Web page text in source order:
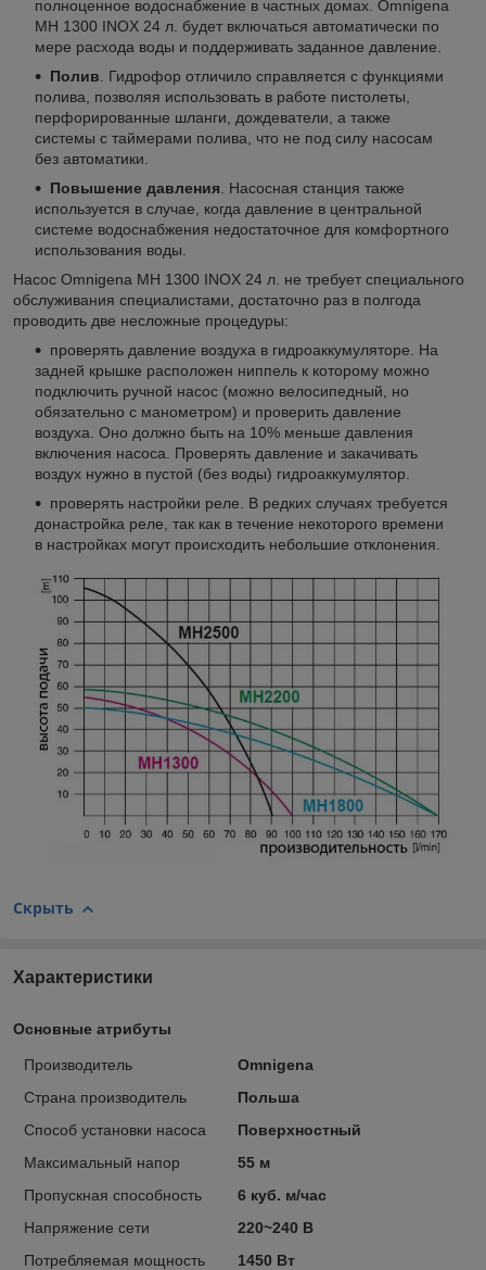
полноценное водоснабжение в частных домах. Omnigena
MH 1300 INOX 24 л. будет включаться автоматически по
мере расхода воды и поддерживать заданное давление.
Полив . Гидрофор отличило справляется с функциями
полива, позволяя использовать в работе пистолеты,
перфорированные шланги, дождеватели, а также
системы с таймерами полива, что не под силу насосам
без автоматики.
Повышение давления . Насосная станция также
используется в случае, когда давление в центральной
системе водоснабжения недостаточное для комфортного
использования воды.
Насос Omnigena MH 1300 INOX 24 л. не требует специального
обслуживания специалистами, достаточно раз в полгода
проводить две несложные процедуры:
проверять давление воздуха в гидроаккумуляторе. На
задней крышке расположен ниппель к которому можно
подключить ручной насос (можно велосипедный, но
обязательно с манометром) и проверить давление
воздуха. Оно должно быть на 10% меньше давления
включения насоса. Проверять давление и закачивать
воздух нужно в пустой (без воды) гидроаккумулятор.
проверять настройки реле. В редких случаях требуется
донастройка реле, так как в течение некоторого времени
в настройках могут происходить небольшие отклонения.
Скрыть
Характеристики
Основные атрибуты
Производитель
Omnigena
Страна производитель
Польша
Способ установки насоса
Поверхностный
Максимальный напор
55 м
Пропускная способность
6 куб. м/час
Напряжение сети
220~240 В
Потребляемая мощность
1450 Вт